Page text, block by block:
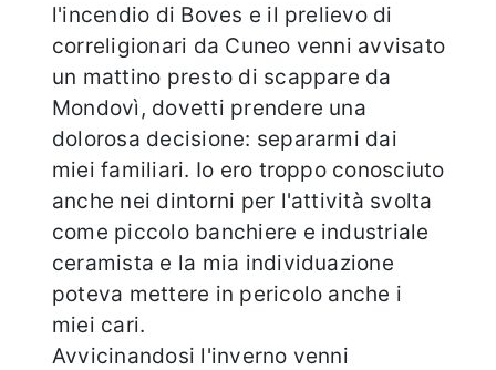
l'incendio di Boves e il prelievo di
correligionari da Cuneo venni avvisato
un mattino presto di scappare da
Mondovì, dovetti prendere una
dolorosa decisione: separarmi dai
miei familiari. Io ero troppo conosciuto
anche nei dintorni per l'attività svolta
come piccolo banchiere e industriale
ceramista e la mia individuazione
poteva mettere in pericolo anche i
miei cari.
Avvicinandosi l'inverno venni